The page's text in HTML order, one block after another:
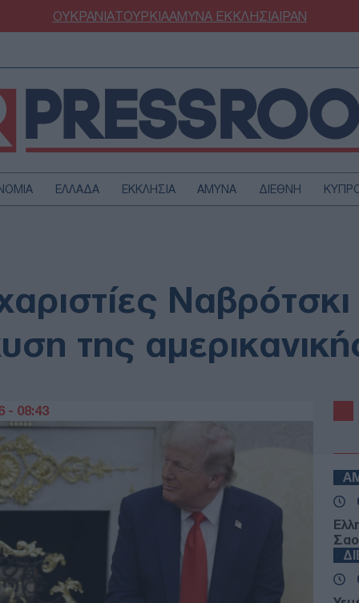
ΟΥΚΡΑΝΙΑΤΟΥΡΚΙΑΑΜΥΝΑΕΚΚΛΗΣΙΑΙΡΑΝ
ΕΛΛΑΔΑ ΕΚΚΛΗΣΙΑ ΑΜΥΝΑ ΔΙΕΘΝΗ
ΥΓΕΙΑ
της
- 08:43